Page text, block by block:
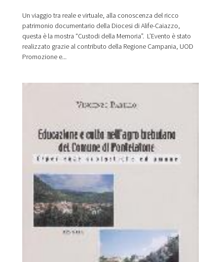
Un viaggio tra reale e virtuale, alla conoscenza del ricco
patrimonio documentario della Diocesi di Alife-Caiazzo,
questa è la mostra “Custodi della Memoria”. L’Evento è stato
realizzato grazie al contributo della Regione Campania, UOD
Promozione e...